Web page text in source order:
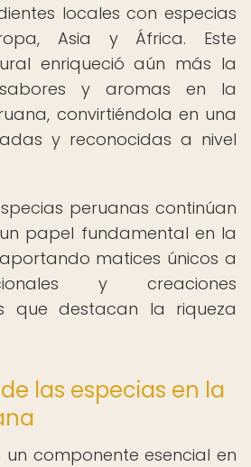
locales con especias
Asia y África. Este
enriqueció aún más la
y aromas en la
convirtiéndola en una
y reconocidas a nivel
peruanas continúan
papel fundamental en la
matices únicos a
y creaciones
que destacan la riqueza
las especias en la
un componente esencial en